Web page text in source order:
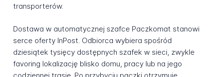
transporterów.
Dostawa w automatycznej szafce Paczkomat stanowi
serce oferty InPost. Odbiorca wybiera spośród
dziesiątek tysięcy dostępnych szafek w sieci, zwykle
favoring lokalizację blisko domu, pracy lub na jego